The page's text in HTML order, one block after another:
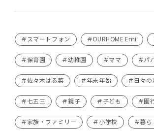
#スマートフォン #OURHOME Emi
#保育園 #幼稚園 #ママ #パ
#佐々木はる菜 #年末年始 #日々の
#七五三 #親子 #子ども #園
#家族・ファミリー #小学校 #暮ら